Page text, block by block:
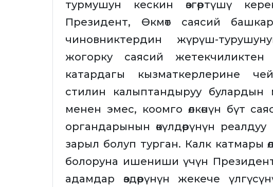
турмушун кескин өзгөртүшү
Президент, Өкмөт саясий
чиновниктердин жүрүш-
жогорку саясий жетекчиликтен
катардагы кызматкерлерине
стилин калыптандыруу булардын
менен эмес, коомго өлкөнүн бүт
органдарынын өкүлдөрүнүн реалдуу
зарыл болуп турган. Калк катмары
болоруна ишениши үчүн
адамдар өздөрүнүн жекече